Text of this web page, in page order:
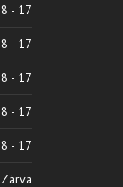
8 - 17
8 - 17
8 - 17
8 - 17
8 - 17
Zárva